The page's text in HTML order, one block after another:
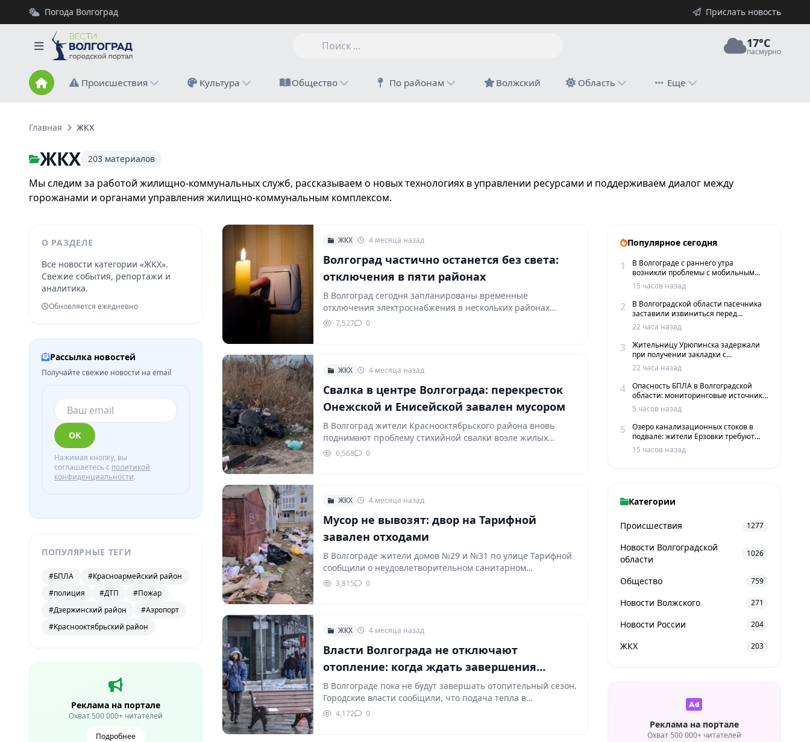
Погода Волгоград Прислать новость
17°C
пасмурно
Происшествия Культура Общество По районам Волжский Область Еще
Главная ЖКХ
ЖКХ 203 материалов
Мы следим за работой жилищно-коммунальных служб, рассказываем о новых технологиях в управлении ресурсами и поддерживаем диалог между
горожанами и органами управления жилищно-коммунальным комплексом.
О РАЗДЕЛЕ
Все новости категории «ЖКХ».
Свежие события, репортажи и
аналитика.
Обновляется ежедневно
Рассылка новостей
Получайте свежие новости на email
OK
Нажимая кнопку, вы
соглашаетесь с политикой
конфиденциальности.
ПОПУЛЯРНЫЕ ТЕГИ
#БПЛА
#Красноармейский район
#полиция
#ДТП
#Пожар
#Дзержинский район
#Аэропорт
#Краснооктябрьский район
Реклама на портале
Охват 500 000+ читателей
Подробнее
ЖКХ 4 месяца назад
Волгоград частично останется без света:
отключения в пяти районах
В Волгоград сегодня запланированы временные
отключения электроснабжения в нескольких районах
города. Ограничения связаны с проведением…
7,527 0
ЖКХ 4 месяца назад
Свалка в центре Волгограда: перекресток
Онежской и Енисейской завален мусором
В Волгоград жители Краснооктябрьского района вновь
поднимают проблему стихийной свалки возле жилых
домов. Речь идет…
6,568 0
ЖКХ 4 месяца назад
Мусор не вывозят: двор на Тарифной
завален отходами
В Волгограде жители домов №29 и №31 по улице Тарифной
сообщили о неудовлетворительном санитарном
состоянии…
3,815 0
ЖКХ 4 месяца назад
Власти Волгограда не отключают
отопление: когда ждать завершения
сезона
В Волгограде пока не будут завершать отопительный сезон.
Городские власти сообщили, что подача тепла в…
4,172 0
Популярное сегодня
1
В Волгограде с раннего утра
возникли проблемы с мобильным
интернетом и сервисами такси
15 часов назад
2
В Волгоградской области пасечника
заставили извиниться перед
жителями хутора
22 часа назад
3
Жительницу Урюпинска задержали
при получении закладки с
мефедроном в Волгограде
22 часа назад
4
Опасность БПЛА в Волгоградской
области: мониторинговые источники
сообщают о пролетах беспилотников
5 часов назад
5
Озеро канализационных стоков в
подвале: жители Ерзовки требуют
срочных мер
15 часов назад
Категории
Происшествия 1277
Новости Волгоградской
области
1026
Общество 759
Новости Волжского 271
Новости России 204
ЖКХ 203
Реклама на портале
Охват 500 000+ читателей